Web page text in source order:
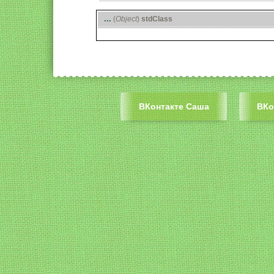
Вторичные
... (Object) stdClass
ВКонтакте Саша